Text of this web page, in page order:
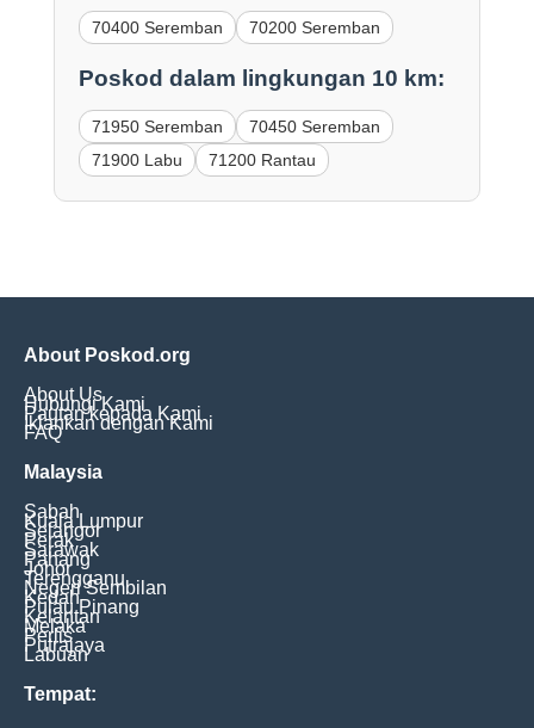
70400 Seremban 70200 Seremban
Poskod dalam lingkungan 10 km:
71950 Seremban
70450 Seremban
71900 Labu
71200 Rantau
About Poskod.org
About Us
Hubungi Kami
Pautan kepada Kami
Iklankan dengan Kami
FAQ
Malaysia
Sabah
Kuala Lumpur
Selangor
Perak
Sarawak
Pahang
Johor
Terengganu
Negeri Sembilan
Kedah
Pulau Pinang
Kelantan
Melaka
Perlis
Putrajaya
Labuan
Tempat: